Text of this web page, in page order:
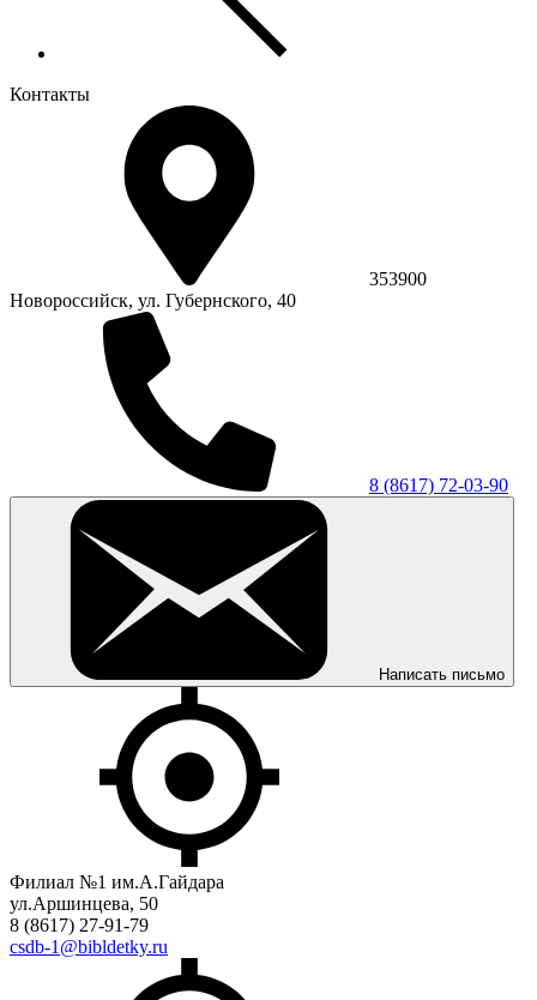
Контакты
353900
Новороссийск, ул. Губернского, 40
8 (8617) 72-03-90
Написать письмо
Филиал №1 им.А.Гайдара
ул.Аршинцева, 50
8 (8617) 27-91-79
csdb-1@bibldetky.ru